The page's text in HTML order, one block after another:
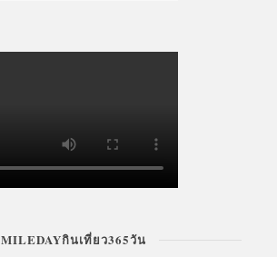
MILEDAYกินเที่ยว365วัน